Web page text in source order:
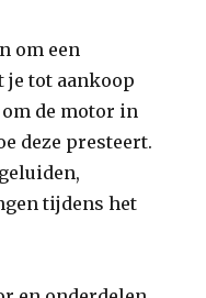
om een
je tot aankoop
de motor in
deze presteert.
tijdens het